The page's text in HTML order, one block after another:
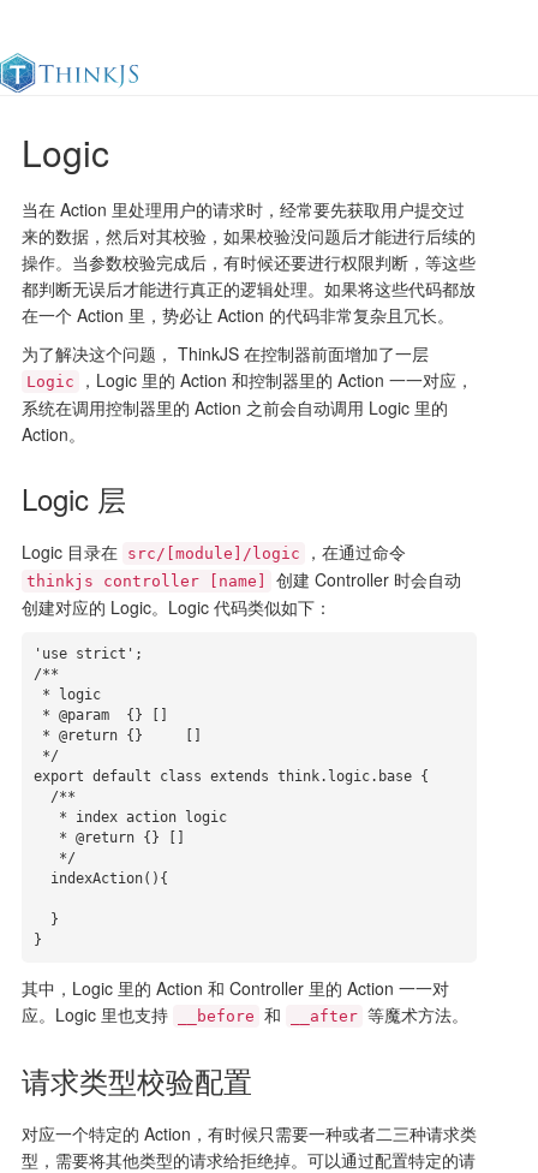
官方文档
Logic
当在 Action 里处理用户的请求时，经常要先获取用户提交过
来的数据，然后对其校验，如果校验没问题后才能进行后续的
操作。当参数校验完成后，有时候还要进行权限判断，等这些
都判断无误后才能进行真正的逻辑处理。如果将这些代码都放
在一个 Action 里，势必让 Action 的代码非常复杂且冗长。
为了解决这个问题， ThinkJS 在控制器前面增加了一层
Logic
，Logic 里的 Action 和控制器里的 Action 一一对应，
系统在调用控制器里的 Action 之前会自动调用 Logic 里的
Action。
Logic 层
Logic 目录在 src/[module]/logic ，在通过命令
thinkjs controller [name]
创建 Controller 时会自动
创建对应的 Logic。Logic 代码类似如下：
'use strict';
/**
export default class extends think.logic.base {
}
其中，Logic 里的 Action 和 Controller 里的 Action 一一对
应。Logic 里也支持
__before 和 __after 等魔术方法。
请求类型校验配置
对应一个特定的 Action，有时候只需要一种或者二三种请求类
型，需要将其他类型的请求给拒绝掉。可以通过配置特定的请